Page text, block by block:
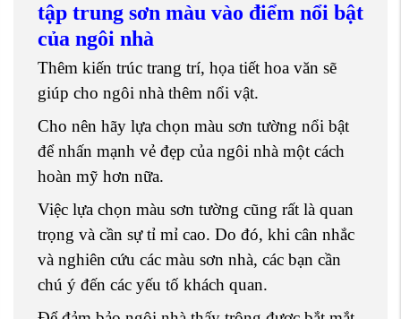
tập trung sơn màu vào điểm nổi bật
của ngôi nhà
Thêm kiến trúc trang trí, họa tiết hoa văn sẽ
giúp cho ngôi nhà thêm nổi vật.
Cho nên hãy lựa chọn màu sơn tường nổi bật
để nhấn mạnh vẻ đẹp của ngôi nhà một cách
hoàn mỹ hơn nữa.
Việc lựa chọn màu sơn tường cũng rất là quan
trọng và cần sự tỉ mỉ cao. Do đó, khi cân nhắc
và nghiên cứu các màu sơn nhà, các bạn cần
chú ý đến các yếu tố khách quan.